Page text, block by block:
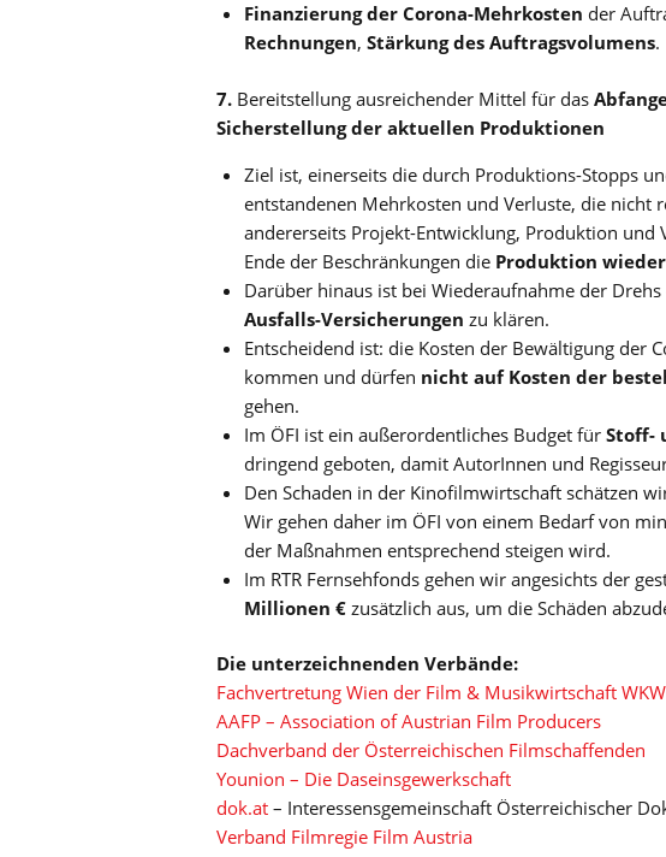
Finanzierung der Corona-Mehrkosten der
Rechnungen, Stärkung des Auftragsvolumens.
7. Bereitstellung ausreichender Mittel für das
Sicherstellung der aktuellen Produktionen
Ziel ist, einerseits die durch Produktions-Stopps
entstandenen Mehrkosten und Verluste, die nicht
andererseits Projekt-Entwicklung, Produktion
Ende der Beschränkungen die Produktion
Darüber hinaus ist bei Wiederaufnahme der
Ausfalls-Versicherungen zu klären.
Entscheidend ist: die Kosten der Bewältigung der
kommen und dürfen nicht auf Kosten der
gehen.
Im ÖFI ist ein außerordentliches Budget für Stoff-
dringend geboten, damit AutorInnen und
Den Schaden in der Kinofilmwirtschaft schätzen
Wir gehen daher im ÖFI von einem Bedarf von
der Maßnahmen entsprechend steigen wird.
Im RTR Fernsehfonds gehen wir angesichts der
Millionen €zusätzlich aus, um die Schäden
Die unterzeichnenden Verbände:
Fachvertretung Wien der Film & Musikwirtschaft WKW
AAFP – Association of Austrian Film Producers
Dachverband der Österreichischen Filmschaffenden
Younion – Die Daseinsgewerkschaft
dok.at – Interessensgemeinschaft Österreichischer
Verband Filmregie Film Austria